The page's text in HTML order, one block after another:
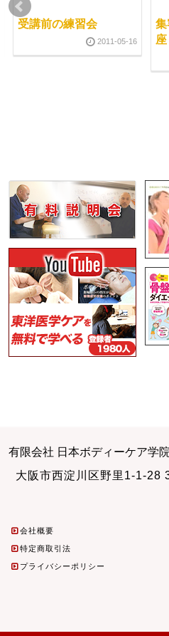
受講前の練習会
2011-05-16
集
座
有限会社 日本ボディーケア学院
大阪市西淀川区野里1-1-28
会社概要
特定商取引法
プライバシーポリシー